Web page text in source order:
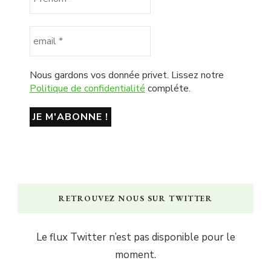
Nous gardons vos donnée privet. Lissez notre
Politique de confidentialité compléte.
RETROUVEZ NOUS SUR TWITTER
Le flux Twitter n’est pas disponible pour le
moment.